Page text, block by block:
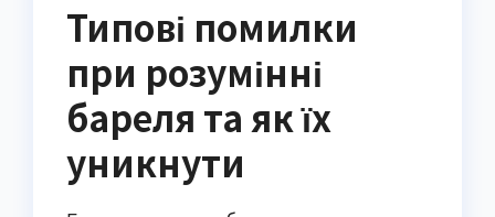
Типові помилки
при розумінні
бареля та як їх
уникнути